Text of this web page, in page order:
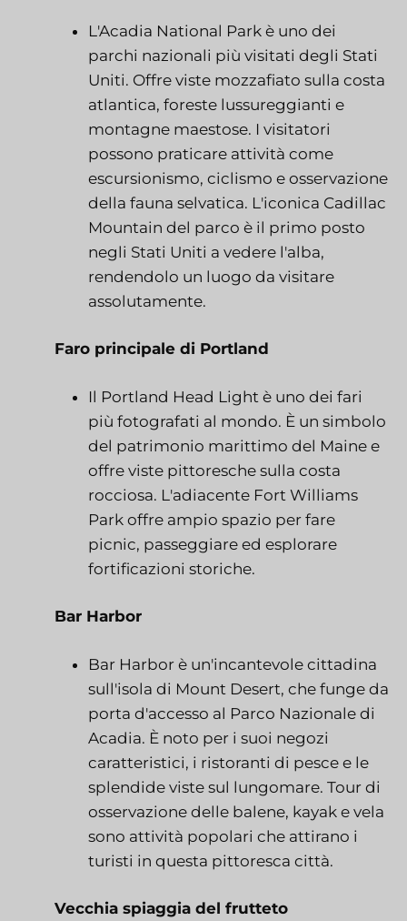
L'Acadia National Park è uno dei
parchi nazionali più visitati degli Stati
Uniti. Offre viste mozzafiato sulla costa
atlantica, foreste lussureggianti e
montagne maestose. I visitatori
possono praticare attività come
escursionismo, ciclismo e osservazione
della fauna selvatica. L'iconica Cadillac
Mountain del parco è il primo posto
negli Stati Uniti a vedere l'alba,
rendendolo un luogo da visitare
assolutamente.
Faro principale di Portland
Il Portland Head Light è uno dei fari
più fotografati al mondo. È un simbolo
del patrimonio marittimo del Maine e
offre viste pittoresche sulla costa
rocciosa. L'adiacente Fort Williams
Park offre ampio spazio per fare
picnic, passeggiare ed esplorare
fortificazioni storiche.
Bar Harbor
Bar Harbor è un'incantevole cittadina
sull'isola di Mount Desert, che funge da
porta d'accesso al Parco Nazionale di
Acadia. È noto per i suoi negozi
caratteristici, i ristoranti di pesce e le
splendide viste sul lungomare. Tour di
osservazione delle balene, kayak e vela
sono attività popolari che attirano i
turisti in questa pittoresca città.
Vecchia spiaggia del frutteto